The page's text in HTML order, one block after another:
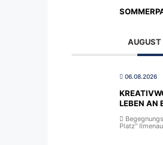
06.08.2026
LEBEN AN
Platz" Ilmenau